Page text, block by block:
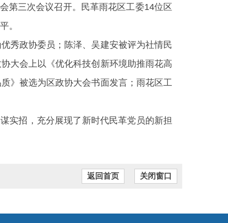
第三次会议召开。民革雨花区工委14位区
。
秀政协委员；陈泽、吴建安被评为社情民
大会上以《优化科技创新环境助推雨花高
》被选为区政协大会书面发言；雨花区工
实招，充分展现了新时代民革党员的新担
关闭窗口
返回首页